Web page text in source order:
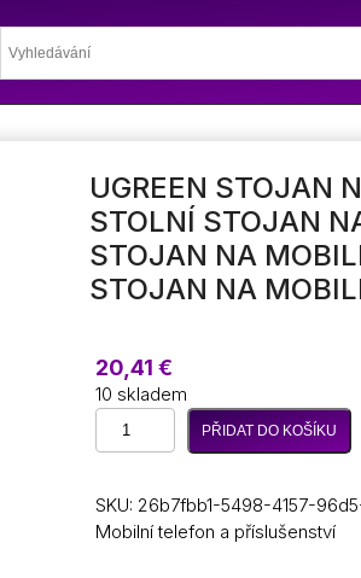
UGREEN STOJAN
STOLNÍ STOJAN
STOJAN NA
STOJAN NA
20,41 €
10 skladem
UGREEN
stojan
telefon
stolní
PŘIDAT DO KOŠÍKU
SKU: 26b7fbb1-5498-4157-
Mobilní telefon a příslušenství